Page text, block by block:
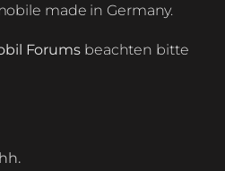
made in Germany.
Forums beachten bitte